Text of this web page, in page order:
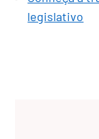
legislativo